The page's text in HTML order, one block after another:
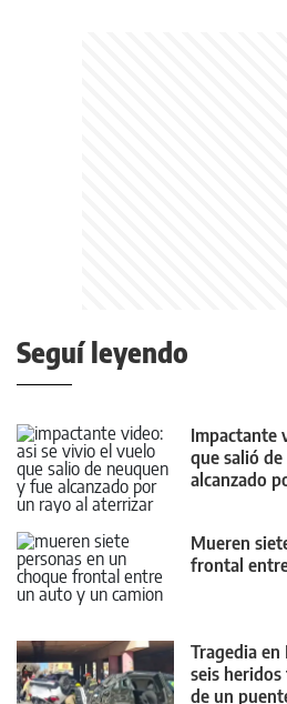
Seguí leyendo
Impactante
que salió
alcanzado
Mueren
frontal
Tragedia
seis
de un